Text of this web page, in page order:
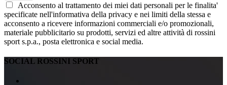
Acconsento al trattamento dei miei dati personali per le finalita'
specificate nell'informativa della privacy e nei limiti della stessa e
acconsento a ricevere informazioni commerciali e/o promozionali,
materiale pubblicitario su prodotti, servizi ed altre attività di rossini
sport s.p.a., posta elettronica e social media.
SOCIAL ROSSINI SPORT